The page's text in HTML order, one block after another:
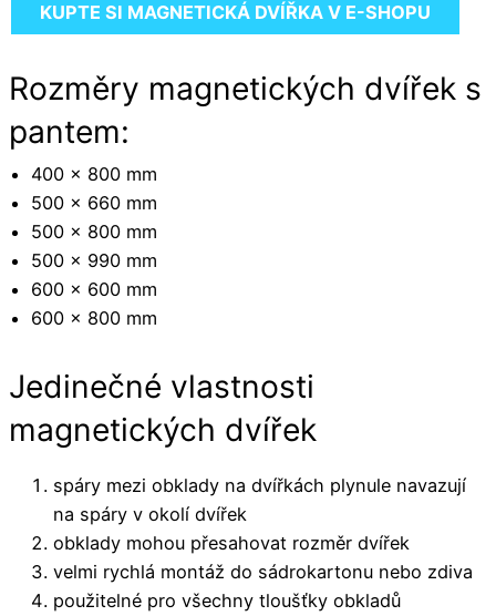
KUPTE SI MAGNETICKÁ DVÍŘKA V E-SHOPU
Rozměry magnetických dvířek s
pantem:
400 x 800 mm
500 x 660 mm
500 x 800 mm
500 x 990 mm
600 x 600 mm
600 x 800 mm
Jedinečné vlastnosti
magnetických dvířek
spáry mezi obklady na dvířkách plynule navazují
na spáry v okolí dvířek
obklady mohou přesahovat rozměr dvířek
velmi rychlá montáž do sádrokartonu nebo zdiva
použitelné pro všechny tloušťky obkladů